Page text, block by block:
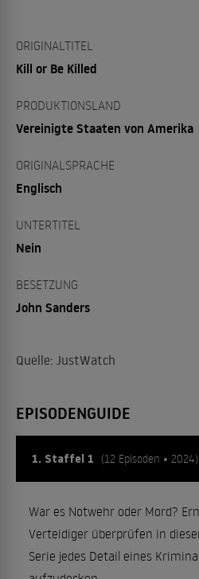
ORIGINALTITEL
Kill or Be Killed
PRODUKTIONSLAND
Vereinigte Staaten von Amerika
ORIGINALSPRACHE
Englisch
UNTERTITEL
Nein
BESETZUNG
John Sanders
Quelle: JustWatch
EPISODENGUIDE
1. Staffel 1 (12 Episoden • 2024)
War es Notwehr oder Mord?
Verteidiger überprüfen in
Serie jedes Detail eines